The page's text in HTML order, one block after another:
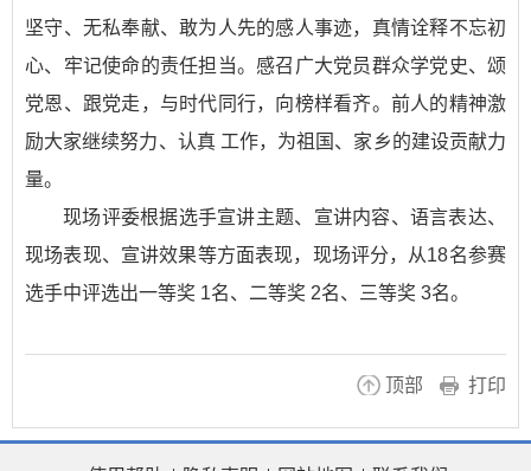
坚守、无私奉献、敢为人先的感人事迹，真情诠释不忘初
心、牢记使命的责任担当。感召广大党员群众学党史、颂
党恩、跟党走，与时代同行，向榜样看齐。前人的精神激
励大家继续努力、认真 工作，为祖国、家乡的建设贡献力
量。
现场评委根据选手宣讲主题、宣讲内容、语言表达、
现场表现、宣讲效果等方面表现，现场评分，从18名参赛
选手中评选出一等奖 1名、二等奖 2名、三等奖 3名。
顶部 打印